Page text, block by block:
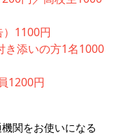
1100円
添いの方1名1000
1200円
関をお使いになる